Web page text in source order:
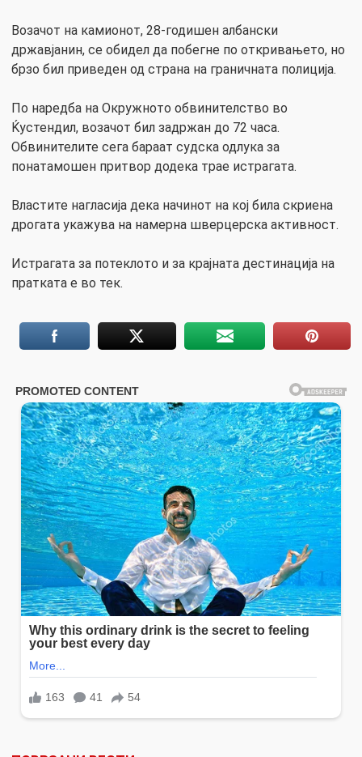
Возачот на камионот, 28-годишен албански
државјанин, се обидел да побегне по откривањето, но
брзо бил приведен од страна на граничната полиција.
По наредба на Окружното обвинителство во
Ќустендил, возачот бил задржан до 72 часа.
Обвинителите сега бараат судска одлука за
понатамошен притвор додека трае истрагата.
Властите нагласија дека начинот на кој била скриена
дрогата укажува на намерна шверцерска активност.
Истрагата за потеклото и за крајната дестинација на
пратката е во тек.